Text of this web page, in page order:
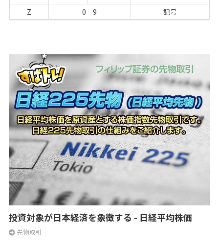
Z
0－9 記号
投資対象が日本経済を象徴する - 日経平均株価
先物取引